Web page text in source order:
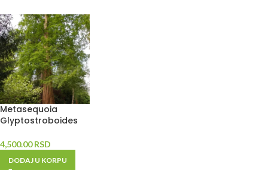
Metasequoia
Glyptostroboides
4,500.00RSD
DODAJ U KORPU